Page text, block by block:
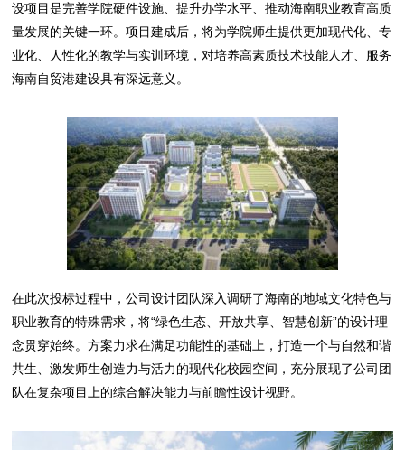
设项目是完善学院硬件设施、提升办学水平、推动海南职业教育高质
量发展的关键一环。项目建成后，将为学院师生提供更加现代化、专
业化、人性化的教学与实训环境，对培养高素质技术技能人才、服务
海南自贸港建设具有深远意义。
在此次投标过程中，公司设计团队深入调研了海南的地域文化特色与
职业教育的特殊需求，将“绿色生态、开放共享、智慧创新”的设计理
念贯穿始终。方案力求在满足功能性的基础上，打造一个与自然和谐
共生、激发师生创造力与活力的现代化校园空间，充分展现了公司团
队在复杂项目上的综合解决能力与前瞻性设计视野。